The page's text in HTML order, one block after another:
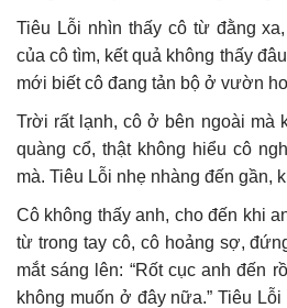
Tiêu Lỗi nhìn thấy cô từ đằng
của cô tìm, kết quả không thấy
mới biết cô đang tản bộ ở vườn
Trời rất lạnh, cô ở bên ngoài mà
quàng cổ, thật không hiểu cô
mà. Tiêu Lỗi nhẹ nhàng đến gần,
Cô không thấy anh, cho đến khi
từ trong tay cô, cô hoảng sợ,
mắt sáng lên: “Rốt cục anh đến
không muốn ở đây nữa.” Tiêu